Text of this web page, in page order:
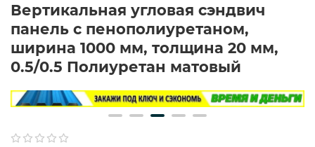
Вертикальная угловая сэндвич
панель с пенополиуретаном,
ширина 1000 мм, толщина 20 мм,
0.5/0.5 Полиуретан матовый